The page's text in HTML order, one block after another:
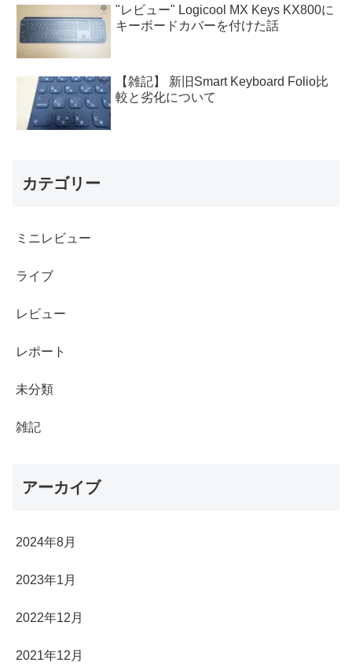
"レビュー" Logicool MX Keys KX800に
キーボードカバーを付けた話
【雑記】 新旧Smart Keyboard Folio比
較と劣化について
カテゴリー
ミニレビュー
ライブ
レビュー
レポート
未分類
雑記
アーカイブ
2024年8月
2023年1月
2022年12月
2021年12月